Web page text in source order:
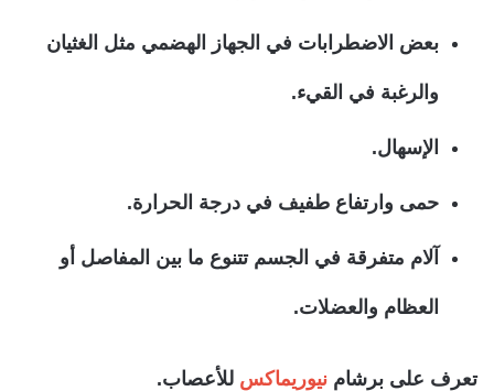
بعض الاضطرابات في الجهاز الهضمي مثل الغثيان
والرغبة في القيء.
الإسهال.
حمى وارتفاع طفيف في درجة الحرارة.
آلام متفرقة في الجسم تتنوع ما بين المفاصل أو
العظام والعضلات.
تعرف على برشام نيوريماكس للأعصاب.